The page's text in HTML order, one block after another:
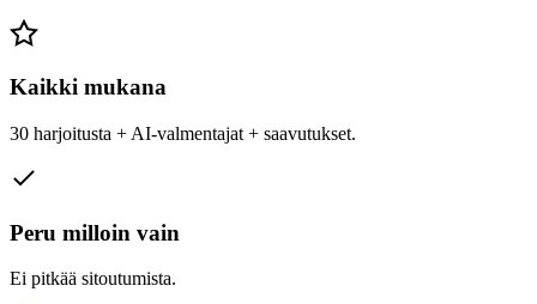
Kaikki mukana
30 harjoitusta + AI-valmentajat + saavutukset.
Peru milloin vain
Ei pitkää sitoutumista.